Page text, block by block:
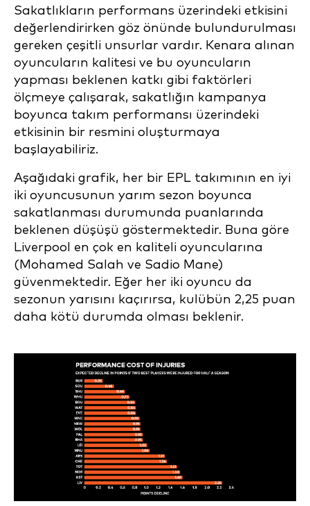
Sakatlıkların performans üzerindeki etkisini
değerlendirirken göz önünde bulundurulması
gereken çeşitli unsurlar vardır. Kenara alınan
oyuncuların kalitesi ve bu oyuncuların
yapması beklenen katkı gibi faktörleri
ölçmeye çalışarak, sakatlığın kampanya
boyunca takım performansı üzerindeki
etkisinin bir resmini oluşturmaya
başlayabiliriz.
Aşağıdaki grafik, her bir EPL takımının en iyi
iki oyuncusunun yarım sezon boyunca
sakatlanması durumunda puanlarında
beklenen düşüşü göstermektedir. Buna göre
Liverpool en çok en kaliteli oyuncularına
(Mohamed Salah ve Sadio Mane)
güvenmektedir. Eğer her iki oyuncu da
sezonun yarısını kaçırırsa, kulübün 2,25 puan
daha kötü durumda olması beklenir.